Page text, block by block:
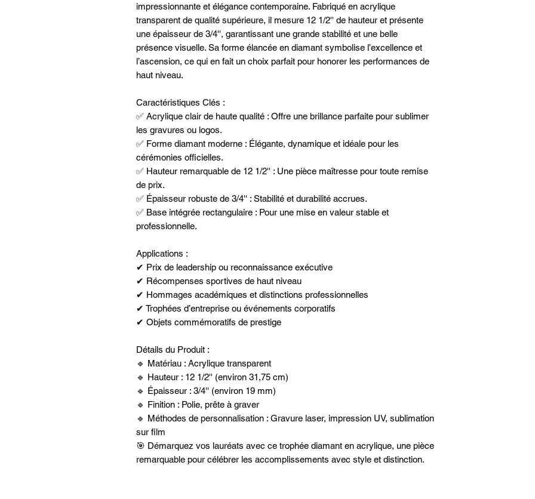
impressionnante et élégance contemporaine. Fabriqué en acrylique
transparent de qualité supérieure, il mesure 12 1/2'' de hauteur et présente
une épaisseur de 3/4'', garantissant une grande stabilité et une belle
présence visuelle. Sa forme élancée en diamant symbolise l’excellence et
l’ascension, ce qui en fait un choix parfait pour honorer les performances de
haut niveau.
Caractéristiques Clés :
✅ Acrylique clair de haute qualité : Offre une brillance parfaite pour sublimer
les gravures ou logos.
✅ Forme diamant moderne : Élégante, dynamique et idéale pour les
cérémonies officielles.
✅ Hauteur remarquable de 12 1/2'' : Une pièce maîtresse pour toute remise
de prix.
✅ Épaisseur robuste de 3/4'' : Stabilité et durabilité accrues.
✅ Base intégrée rectangulaire : Pour une mise en valeur stable et
professionnelle.
Applications :
✔ Prix de leadership ou reconnaissance exécutive
✔ Récompenses sportives de haut niveau
✔ Hommages académiques et distinctions professionnelles
✔ Trophées d’entreprise ou événements corporatifs
✔ Objets commémoratifs de prestige
Détails du Produit :
🔹 Matériau : Acrylique transparent
🔹 Hauteur : 12 1/2'' (environ 31,75 cm)
🔹 Épaisseur : 3/4'' (environ 19 mm)
🔹 Finition : Polie, prête à graver
🔹 Méthodes de personnalisation : Gravure laser, impression UV, sublimation
sur film
🎯 Démarquez vos lauréats avec ce trophée diamant en acrylique, une pièce
remarquable pour célébrer les accomplissements avec style et distinction.